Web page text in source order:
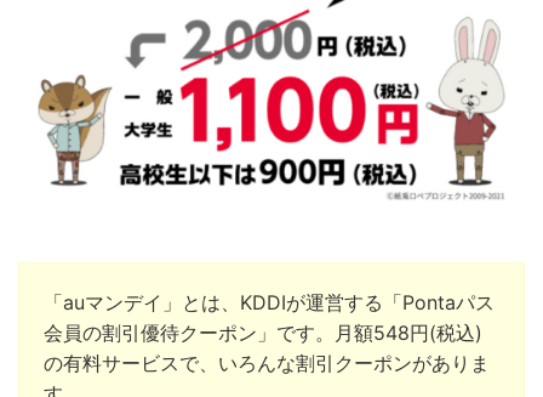
「auマンデイ」とは、KDDIが運営する「Pontaパス
会員の割引優待クーポン」です。月額548円(税込)
の有料サービスで、いろんな割引クーポンがありま